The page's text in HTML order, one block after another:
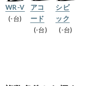
プライバシーポリシー
WR-V
-台
アコ
ード
-台
シビ
ック
-台